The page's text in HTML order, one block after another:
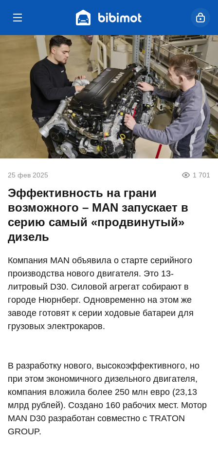
25 фев 2025 1 701
Эффективность на грани
возможного – MAN запускает в
серию самый «продвинутый»
дизель
Компания MAN объявила о старте серийного
производства нового двигателя. Это 13-
литровый D30. Силовой агрегат собирают в
городе Нюрнберг. Одновременно на этом же
заводе готовят к серии ходовые батареи для
грузовых электрокаров.
В разработку нового, высокоэффективного, но
при этом экономичного дизельного двигателя,
компания вложила более 250 млн евро (23,13
млрд рублей). Создано 160 рабочих мест. Мотор
MAN D30 разработан совместно с TRATON
GROUP.